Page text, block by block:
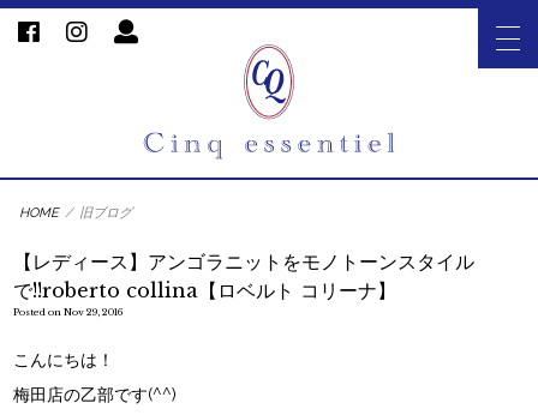
HOME / 旧ブログ
【レディース】アンゴラニットをモノトーンスタイル
で!!roberto collina【ロベルト コリーナ】
Posted on Nov 29, 2016
こんにちは！
梅田店の乙部です(^^)